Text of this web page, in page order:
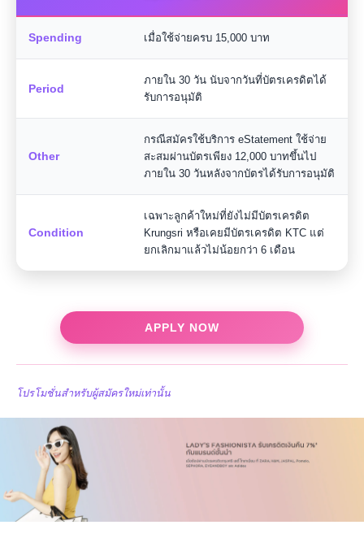
Spending เมื่อใช้จ่ายครบ 15,000 บาท
Period
ภายใน 30 วัน นับจากวันที่บัตรเครดิตได้
รับการอนุมัติ
Other
กรณีสมัครใช้บริการ eStatement ใช้จ่าย
สะสมผ่านบัตรเพียง 12,000 บาทขึ้นไป
ภายใน 30 วันหลังจากบัตรได้รับการอนุมัติ
Condition
เฉพาะลูกค้าใหม่ที่ยังไม่มีบัตรเครดิต
Krungsri หรือเคยมีบัตรเครดิต KTC แต่
ยกเลิกมาแล้วไม่น้อยกว่า 6 เดือน
APPLY NOW
โปรโมชั่นสำหรับผู้สมัครใหม่เท่านั้น